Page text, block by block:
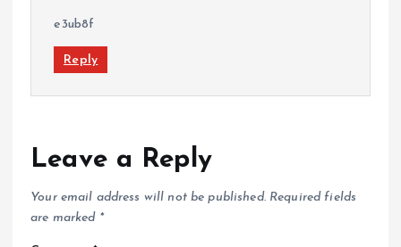
e3ub8f
Reply
Leave a Reply
Your email address will not be published. Required fields
are marked *